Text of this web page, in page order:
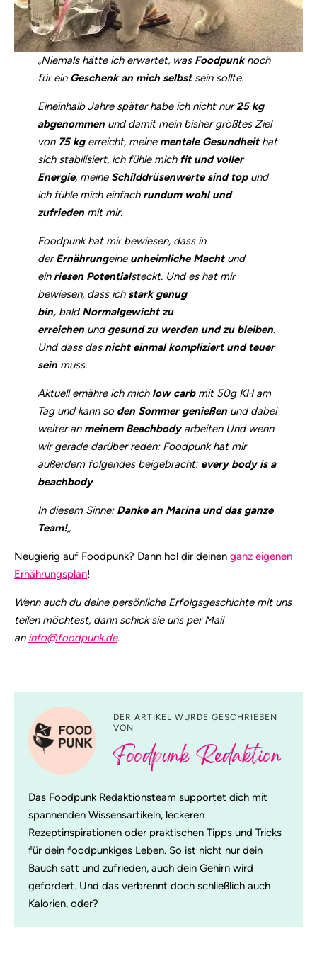
„Niemals hätte ich erwartet, wasFoodpunknoch
für ein Geschenk an mich selbstsein sollte.
Eineinhalb Jahre später habe ich nicht nur25 kg
abgenommenund damit mein bisher größtes Ziel
von 75 kgerreicht, meine mentale Gesundheithat
sich stabilisiert, ich fühle mich fit und voller
Energie, meine Schilddrüsenwerte sind topund
ich fühle mich einfach rundum wohl und
zufriedenmit mir.
Foodpunk hat mir bewiesen, dass in
derErnährungeine unheimliche Machtund
ein riesen Potentialsteckt. Und es hat mir
bewiesen, dass ichstark genug
bin, baldNormalgewicht zu
erreichenundgesund zu werden und zu bleiben.
Und dass das nicht einmal kompliziert und teuer
seinmuss.
Aktuell ernähre ich mich low carbmit 50g KH am
Tag und kann so den Sommer genießenund dabei
weiter an meinem Beachbodyarbeiten Und wenn
wir gerade darüber reden: Foodpunk hat mir
außerdem folgendes beigebracht: every body is a
beachbody
In diesem Sinne: Danke an Marina und das ganze
Team!„
Neugierig auf Foodpunk? Dann hol dir deinen ganz eigenen
Ernährungsplan!
Wenn auch du deine persönliche Erfolgsgeschichte mit uns
teilen möchtest, dann schick sie uns per Mail
an info@foodpunk.de.
DER ARTIKEL WURDE GESCHRIEBEN
VON
Foodpunk Redaktion
Das Foodpunk Redaktionsteam supportet dich mit
spannenden Wissensartikeln, leckeren
Rezeptinspirationen oder praktischen Tipps und Tricks
für dein foodpunkiges Leben. So ist nicht nur dein
Bauch satt und zufrieden, auch dein Gehirn wird
gefordert. Und das verbrennt doch schließlich auch
Kalorien, oder?